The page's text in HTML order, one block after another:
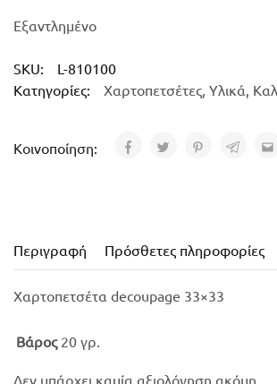
Εξαντλημένο
SKU:
L-810100
Κατηγορίες:
Χαρτοπετσέτες, Υλικά,
Κοινοποίηση:
Περιγραφή Πρόσθετες πληροφορίες
Χαρτοπετσέτα decoupage 33×33
Βάρος 20 γρ.
Δεν υπάρχει καμία αξιολόγηση ακόμη.